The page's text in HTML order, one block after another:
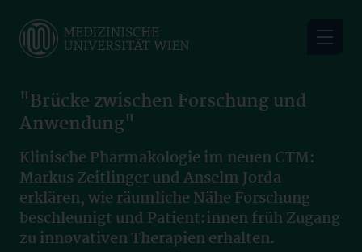
main
"Brücke zwischen Forschung und
Anwendung"
Klinische Pharmakologie im neuen CTM:
Markus Zeitlinger und Anselm Jorda
erklären, wie räumliche Nähe Forschung
beschleunigt und Patient:innen früh Zugang
zu innovativen Therapien erhalten.